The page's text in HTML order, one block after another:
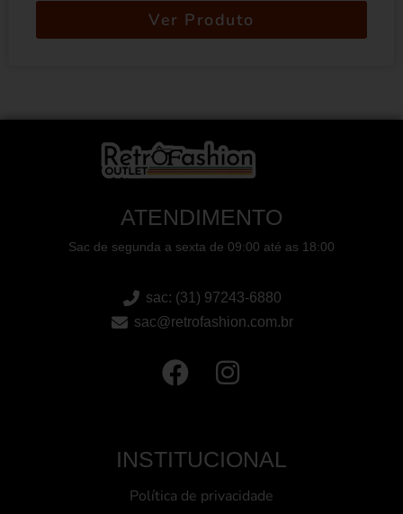
Ver Produto
ATENDIMENTO
Sac de segunda a sexta de 09:00 até as 18:00
sac: (31) 97243-6880
sac@retrofashion.com.br
INSTITUCIONAL
Política de privacidade